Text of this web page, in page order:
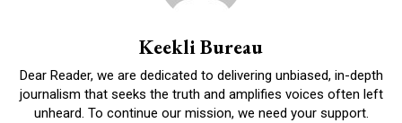
Keekli Bureau
Dear Reader, we are dedicated to delivering unbiased, in-depth
journalism that seeks the truth and amplifies voices often left
unheard. To continue our mission, we need your support.